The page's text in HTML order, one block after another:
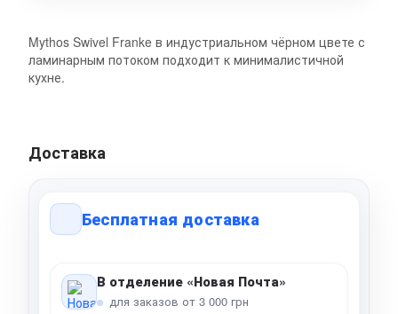
Mythos Swivel Franke в индустриальном чёрном цвете с
ламинарным потоком подходит к минималистичной
кухне.
Доставка
Бесплатная доставка
В отделение «Новая Почта»
для заказов от 3 000 грн